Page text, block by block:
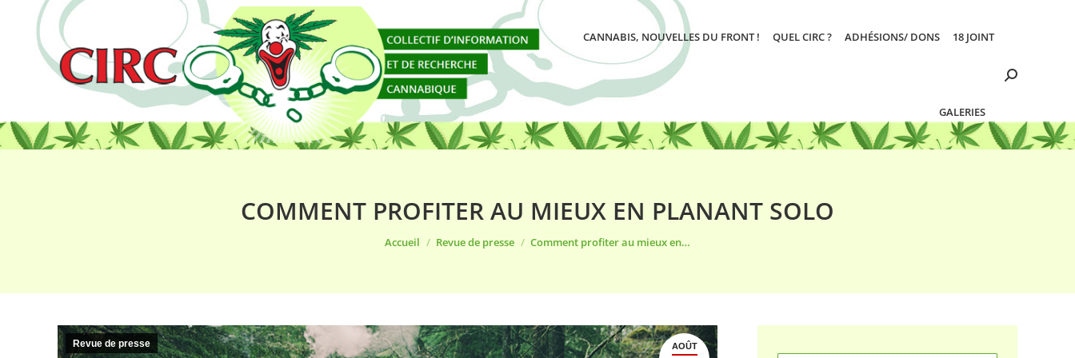
CANNABIS, NOUVELLES DU FRONT ! QUEL CIRC ? ADHÉSIONS/ DONS 18 JOINT
GALERIES
Search:
COMMENT PROFITER AU MIEUX EN PLANANT SOLO
Accueil Revue de presse Comment profiter au mieux en…
AOÛT
Revue de presse